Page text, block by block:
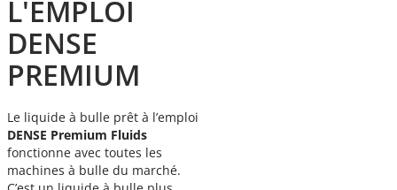
L'EMPLOI
DENSE
PREMIUM
Le liquide à bulle prêt à l’emploi
DENSE Premium Fluids
fonctionne avec toutes les
machines à bulle du marché.